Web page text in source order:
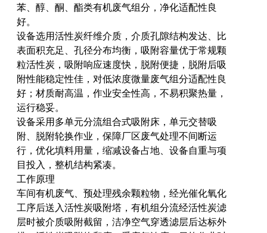
苯、醇、酮、酯类有机废气组分，净化适配性良
好。
设备选用活性炭纤维介质，介质孔隙结构发达、比
表面积充足、孔径分布均衡，吸附容量优于常规颗
粒活性炭，吸附响应速度快，脱附便捷，脱附后吸
附性能稳定性佳，对低浓度微量废气组分适配性良
好；材质耐高温，作业安全性高，不易积聚热量，
运行稳妥。
设备采用多单元分流组合式吸附床，单元交替吸
附、脱附轮换作业，保障厂区废气处理不间断运
行，优化填料用量，缩减设备占地、设备自重与项
目投入，整机结构紧凑。
工作原理
车间有机废气、预处理残余颗粒物，经光催化氧化
工序后送入活性炭吸附塔，有机组分流经活性炭滤
层时被介质吸附截留，洁净空气穿透滤层后达标外